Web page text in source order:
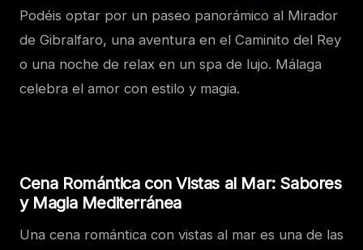
Podéis optar por un paseo panorámico al Mirador
de Gibralfaro, una aventura en el Caminito del Rey
o una noche de relax en un spa de lujo. Málaga
celebra el amor con estilo y magia.
Cena Romántica con Vistas al Mar: Sabores
y Magia Mediterránea
Una cena romántica con vistas al mar es una de las